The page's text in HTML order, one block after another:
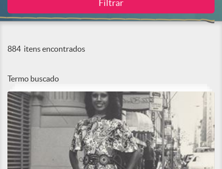
884 itens encontrados
Termo buscado